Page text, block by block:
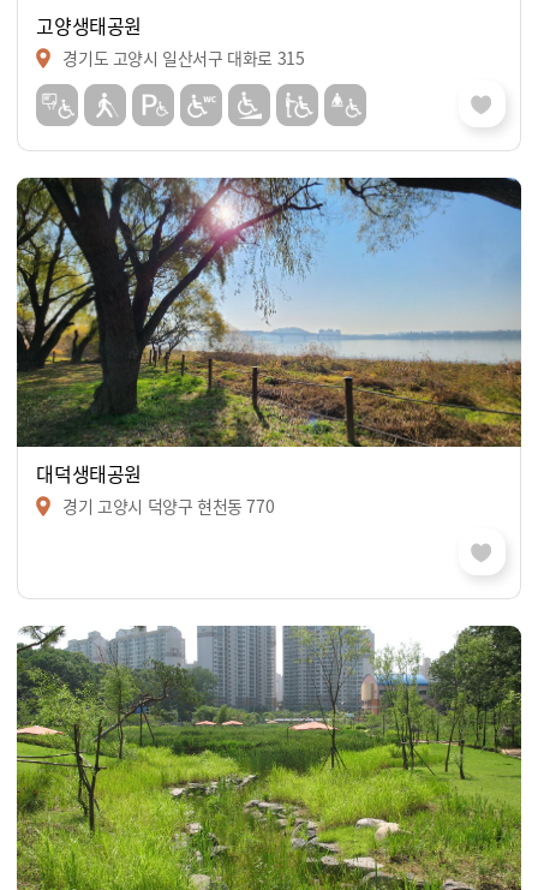
고양생태공원
경기도 고양시 일산서구 대화로 315
대덕생태공원
경기 고양시 덕양구 현천동 770